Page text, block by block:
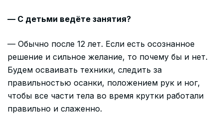
— С детьми ведёте занятия?
— Обычно после 12 лет. Если есть осознанное
решение и сильное желание, то почему бы и нет.
Будем осваивать техники, следить за
правильностью осанки, положением рук и ног,
чтобы все части тела во время крутки работали
правильно и слаженно.